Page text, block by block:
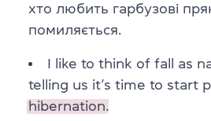
хто любить гарбузові
помиляється.
I like to think of fall as
telling us it’s time to start
hibernation.